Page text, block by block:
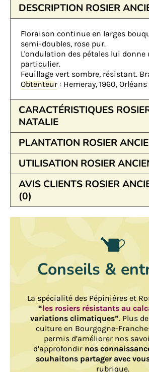
DESCRIPTION ROSIER
Floraison continue en larges
semi-doubles, rose pur.
L'ondulation des pétales lui donne
particulier.
Feuillage vert sombre, résistant.
Obtenteur : Hemeray, 1960, Orléans
CARACTÉRISTIQUES
NATALIE
PLANTATION ROSIER
UTILISATION ROSIER
AVIS CLIENTS ROSIER
(0)
Conseils &
La spécialité des Pépinières et
“les rosiers résistants au
variations climatiques”. Plus
culture en Bourgogne-
permis d’améliorer nos
d’approfondir nos
souhaitons partager avec
rubrique.